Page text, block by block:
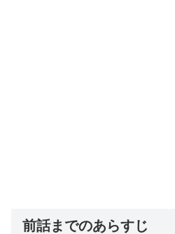
前話までのあらすじ